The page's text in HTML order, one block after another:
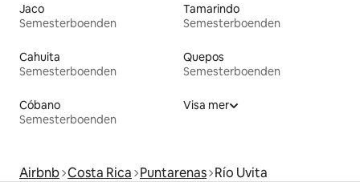
Jaco
Semesterboenden
Tamarindo
Semesterboenden
Cahuita
Semesterboenden
Quepos
Semesterboenden
Cóbano
Semesterboenden
Visa mer
Airbnb Costa Rica Puntarenas Río Uvita